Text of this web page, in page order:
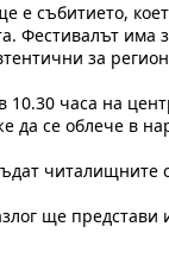
е събитието,
Фестивалът има
за
часа на
да се облече в
читалищните
ще